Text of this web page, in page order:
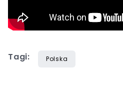
Tagi: Polska